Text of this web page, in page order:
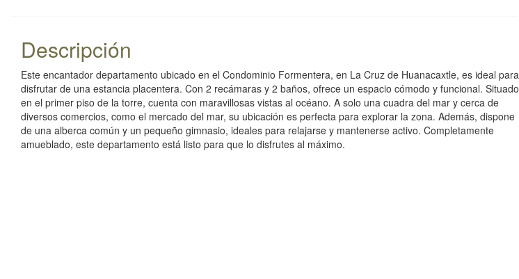
Descripción
Este encantador departamento ubicado en el Condominio Formentera, en La Cruz de Huanacaxtle, es ideal para
disfrutar de una estancia placentera. Con 2 recámaras y 2 baños, ofrece un espacio cómodo y funcional. Situado
en el primer piso de la torre, cuenta con maravillosas vistas al océano. A solo una cuadra del mar y cerca de
diversos comercios, como el mercado del mar, su ubicación es perfecta para explorar la zona. Además, dispone
de una alberca común y un pequeño gimnasio, ideales para relajarse y mantenerse activo. Completamente
amueblado, este departamento está listo para que lo disfrutes al máximo.